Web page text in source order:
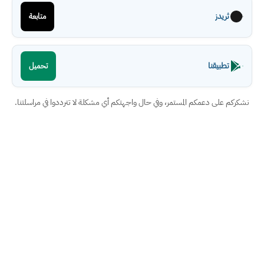
ثريدز متابعة
تطبيقنا تحميل
نشكركم على دعمكم المستمر، وفي حال واجهتكم أي مشكلة لا تترددوا في مراسلتنا.